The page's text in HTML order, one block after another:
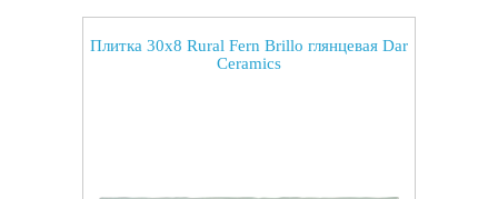
Плитка 30x8 Rural Fern Brillo глянцевая Dar
Ceramics